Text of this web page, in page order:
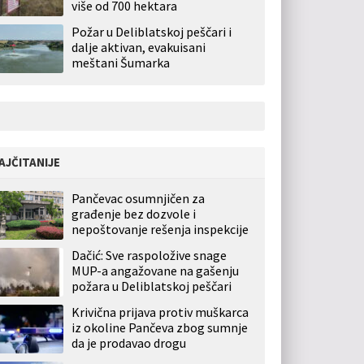
više od 700 hektara
Požar u Deliblatskoj peščari i
dalje aktivan, evakuisani
meštani Šumarka
Pančevac osumnjičen za
građenje bez dozvole i
nepoštovanje rešenja inspekcije
Dačić: Sve raspoložive snage
MUP-a angažovane na gašenju
požara u Deliblatskoj peščari
Krivična prijava protiv muškarca
iz okoline Pančeva zbog sumnje
da je prodavao drogu